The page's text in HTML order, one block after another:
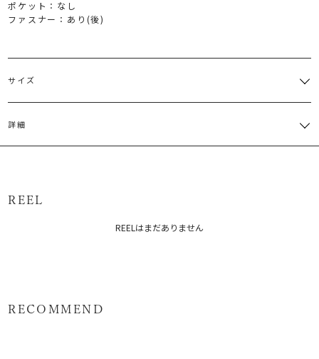
ポケット：なし
ファスナー：あり(後)
サイズ
様:66～ ト:28cm
詳細
メーカー品番：6526303002
ワンピース ワンピース
REEL
REELはまだありません
RECOMMEND